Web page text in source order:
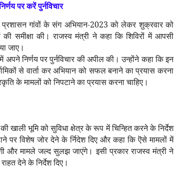
पर करें पुर्नविचार
गांवों के संग अभियान-2023 को लेकर शुक्रवार को
समीक्षा की। राजस्व मंत्री ने कहा कि शिविरों में आपसी
जाए।
अपने निर्णय पर पुर्नविचार की अपील की। उन्होंने कहा कि इन
से वार्ता कर अभियान को सफल बनाने का प्रयास करना
के मामलों को निपटाने का प्रयास करना चाहिए।
खाली भूमि को सुविधा क्षेत्र के रूप में चिन्हित करने के निर्देश
पर विशेष जोर देने के र्निदेश दिए और कहा कि ऎसे मामलों में
और मामले जल्द सुलझ जाएंगे। इसी प्रकार राजस्व मंत्री ने
देने के निर्देश दिए।